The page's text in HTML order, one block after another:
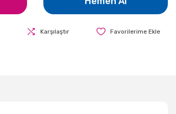
Karşılaştır